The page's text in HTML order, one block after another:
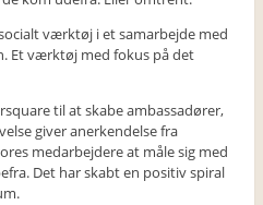
værktøj i et samarbejde med
Et værktøj med fokus på det
til at skabe ambassadører,
giver anerkendelse fra
medarbejdere at måle sig med
Det har skabt en positiv spiral